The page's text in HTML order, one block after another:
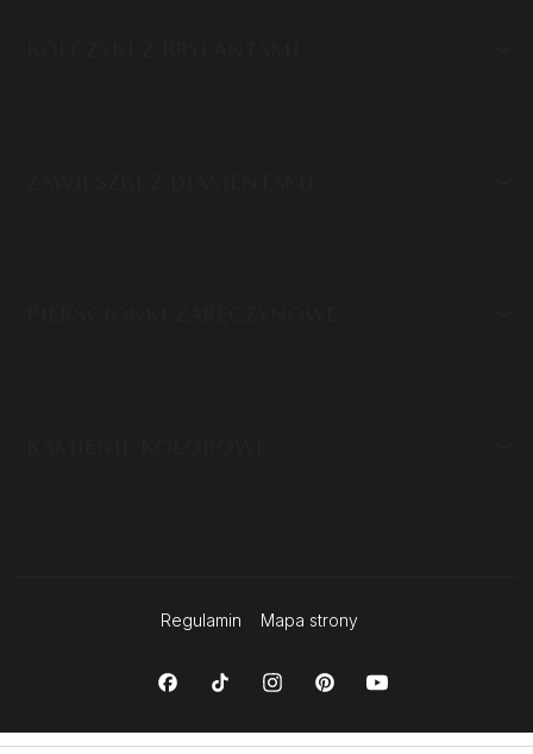
Regulamin Mapa strony